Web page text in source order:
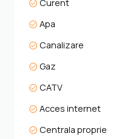
Curent
Apa
Canalizare
Gaz
CATV
Acces internet
Centrala proprie